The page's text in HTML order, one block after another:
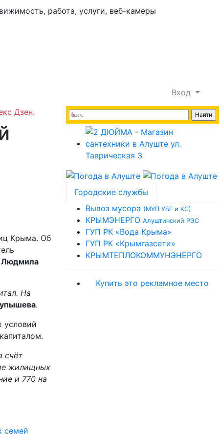
Вход
Дзен.
Крыма. Об
Людмила
На
.
условий
счёт
жилищных
и 770 на
Городские службы
Вывоз мусора (МУП УБГ и КС)
КРЫМЭНЕРГО Алуштинский РЭС
ГУП РК «Вода Крыма»
ГУП РК «Крымгазсети»
КРЫМТЕПЛОКОММУНЭНЕРГО
Купить это рекламное место